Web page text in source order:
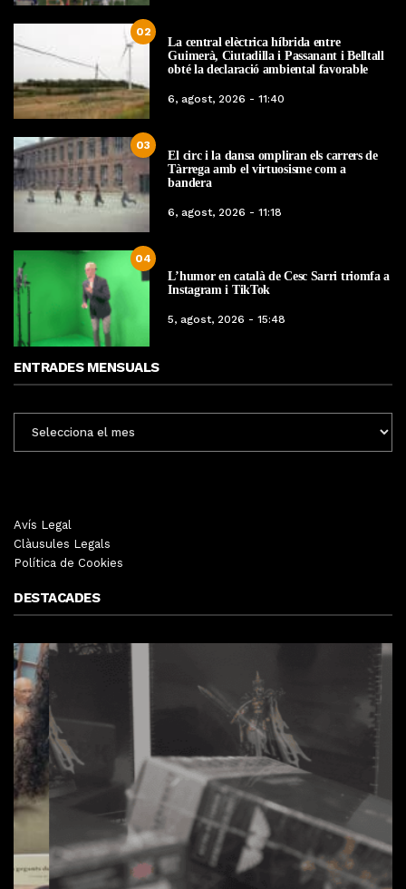
02
La central elèctrica híbrida entre
Guimerà, Ciutadilla i Passanant i Belltall
obté la declaració ambiental favorable
6, agost, 2026 - 11:40
03
El circ i la dansa ompliran els carrers de
Tàrrega amb el virtuosisme com a
bandera
6, agost, 2026 - 11:18
04
L’humor en català de Cesc Sarri triomfa a
Instagram i TikTok
5, agost, 2026 - 15:48
ENTRADES MENSUALS
MENSUALS
Avís Legal
Clàusules Legals
Política de Cookies
DESTACADES